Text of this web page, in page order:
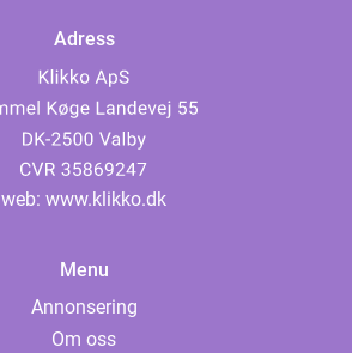
Adress
web: www.klikko.dk
Menu
Annonsering
Om oss